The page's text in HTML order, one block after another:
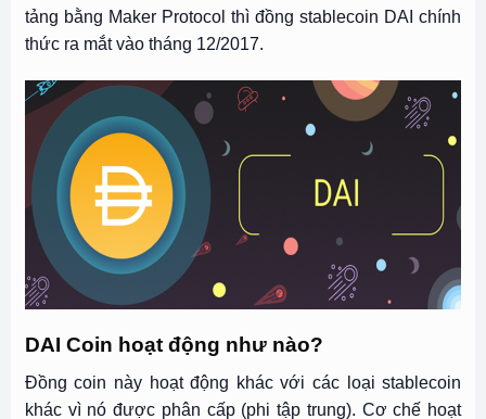
tảng bằng Maker Protocol thì đồng stablecoin DAI chính
thức ra mắt vào tháng 12/2017.
DAI Coin hoạt động như nào?
Đồng coin này hoạt động khác với các loại stablecoin
khác vì nó được phân cấp (phi tập trung). Cơ chế hoạt